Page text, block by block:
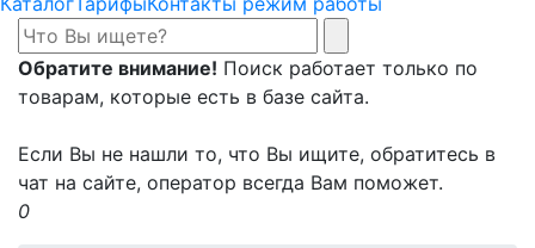
Обратите внимание! Поиск работает только по
товарам, которые есть в базе сайта.
Если Вы не нашли то, что Вы ищите, обратитесь в
чат на сайте, оператор всегда Вам поможет.
0